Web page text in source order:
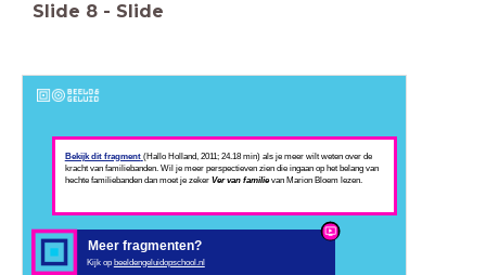
Slide 8 - Slide
Meer fragmenten?
Kijk op beeldengeluidopschool.nl
Bekijk dit fragment (Hallo Holland, 2011; 24.18 min) als je meer wilt weten over de
kracht van familiebanden. Wil je meer perspectieven zien die ingaan op het belang van
hechte familiebanden dan moet je zeker Ver van familievan Marion Bloem lezen.